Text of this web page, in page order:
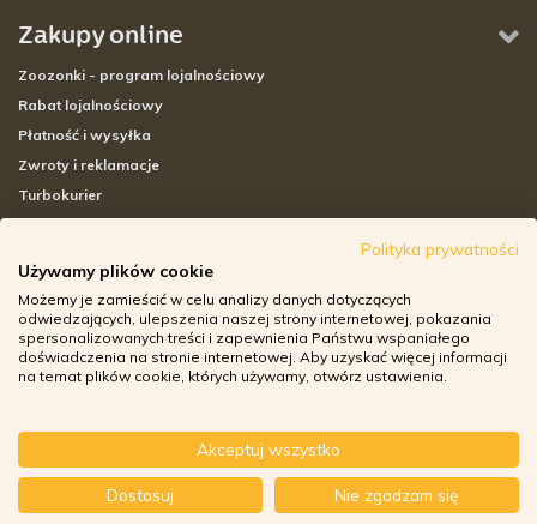
© ZOOZONE.PL 2018
DESIGN BY TONIK
Zakupy online
Zoozonki - program lojalnościowy
Rabat lojalnościowy
Płatność i wysyłka
Zwroty i reklamacje
Turbokurier
Adresy sklepów stacjonarnych
Godziny otwarcia sklepów
Aplikacja zoozone.pl
Zwroty i reklamacje
Polityka prywatności
Używamy plików cookie
Możemy je zamieścić w celu analizy danych dotyczących
odwiedzających, ulepszenia naszej strony internetowej, pokazania
spersonalizowanych treści i zapewnienia Państwu wspaniałego
doświadczenia na stronie internetowej. Aby uzyskać więcej informacji
na temat plików cookie, których używamy, otwórz ustawienia.
Akceptuj wszystko
Dostosuj Nie zgadzam się